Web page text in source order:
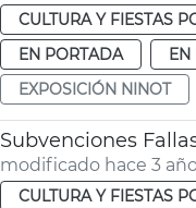
CULTURA Y FIESTAS
EN PORTADA
EN
EXPOSICIÓN NINOT
Subvenciones
modificado hace 3
CULTURA Y FIESTAS